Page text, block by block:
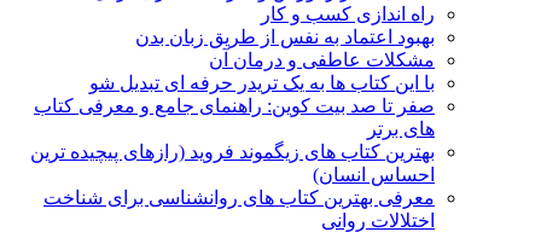
راه اندازی کسب و کار
بهبود اعتماد به نفس از طریق زبان بدن
مشکلات عاطفی و درمان آن
با این کتاب ها به یک تریدر حرفه ای تبدیل شو
صفر تا صد بیت کوین: راهنمای جامع و معرفی کتاب
های برتر
بهترین کتاب های زیگموند فروید (رازهای پیچیده ترین
احساس انسان)
معرفی بهترین کتاب های روانشناسی برای شناخت
اختلالات روانی